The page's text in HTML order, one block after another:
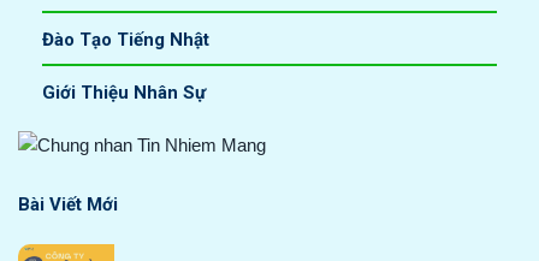
Đào Tạo Tiếng Nhật
Giới Thiệu Nhân Sự
Bài Viết Mới